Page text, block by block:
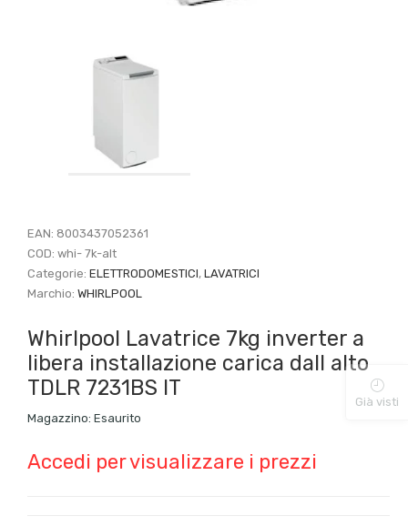
EAN: 8003437052361
COD:whi- 7k-alt
Categorie:ELETTRODOMESTICI,LAVATRICI
Marchio:WHIRLPOOL
Whirlpool Lavatrice 7kg inverter a
libera installazione carica dall alto
TDLR 7231BS IT
Magazzino: Esaurito
Accedi per visualizzare i prezzi
Già visti